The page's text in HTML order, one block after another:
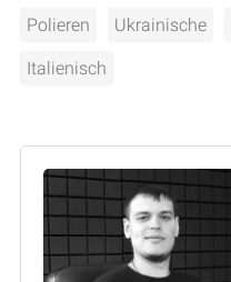
Polieren Ukrainische
Italienisch